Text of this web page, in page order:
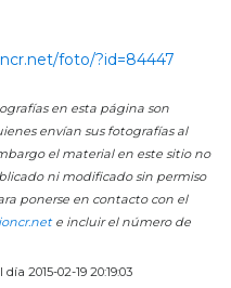
foto/?id=84447
en esta página son
envían sus fotografías al
el material en este sitio no
ni modificado sin permiso
ponerse en contacto con el
e incluir el número de
2015-02-19 20:19:03